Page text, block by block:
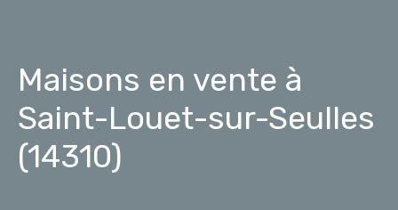
Maisons en vente à
Saint-Louet-sur-Seulles
(14310)